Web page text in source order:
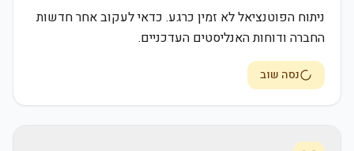
ניתוח הפוטנציאל לא זמין כרגע. כדאי לעקוב אחר חדשות
החברה ודוחות האנליסטים העדכניים.
נסה שוב